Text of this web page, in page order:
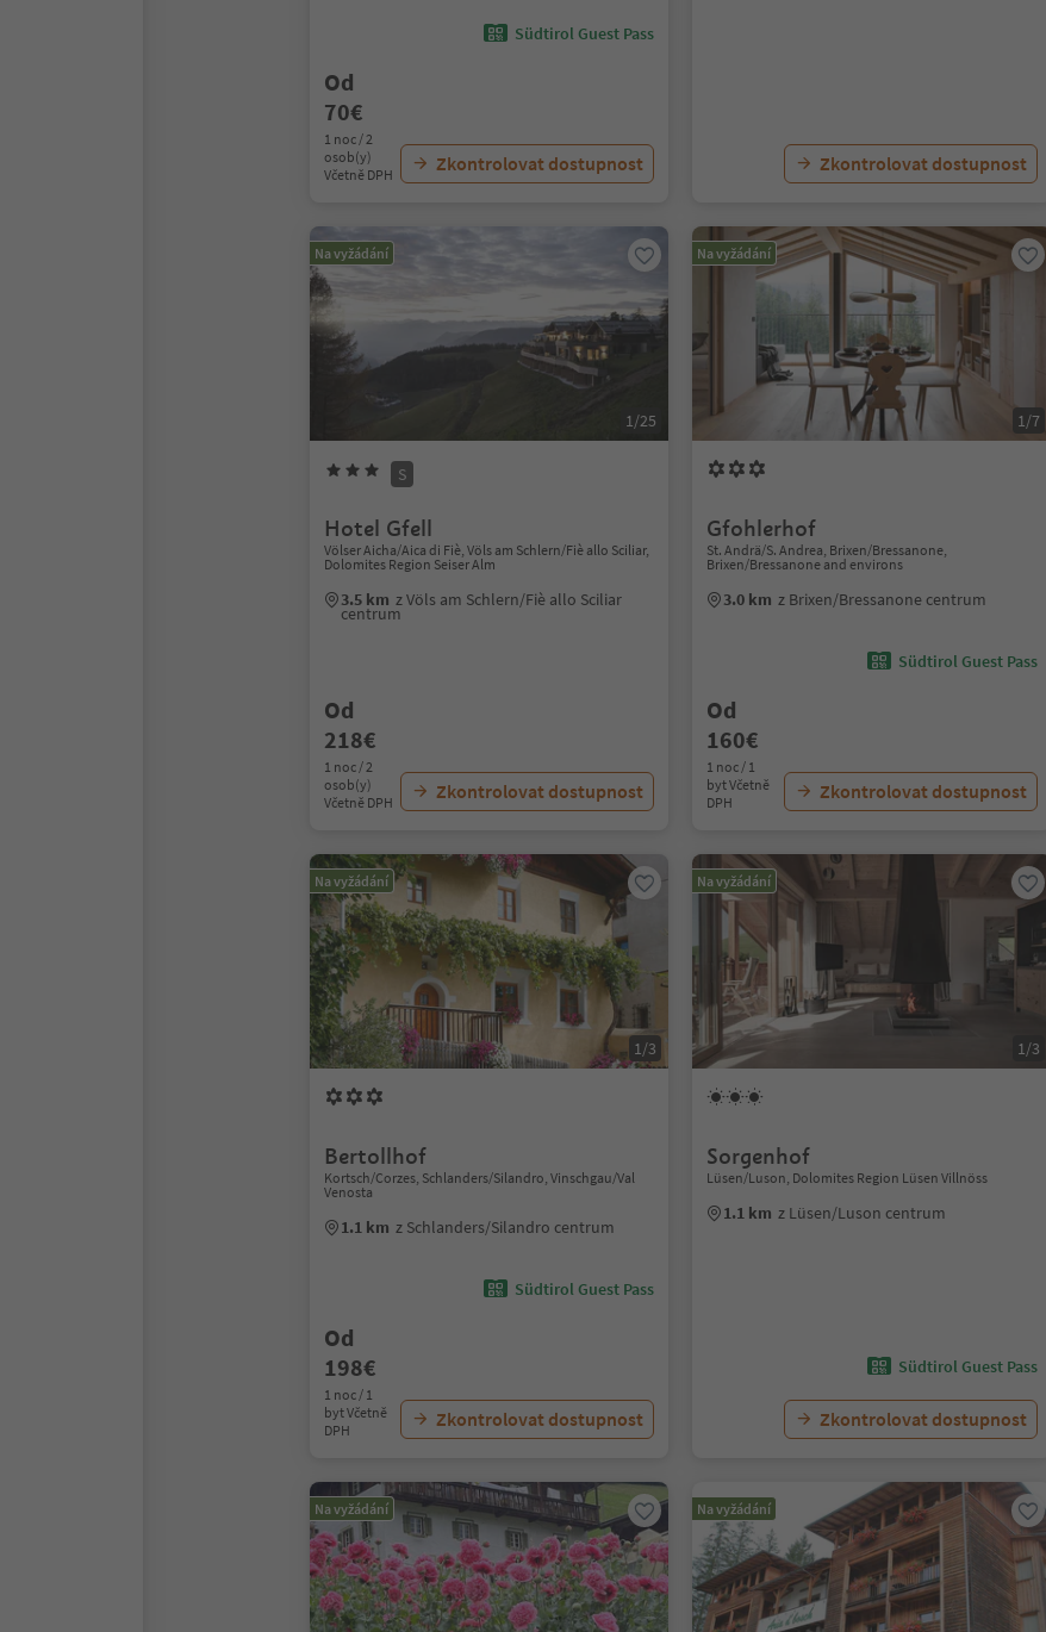
Südtirol Guest Pass
Od
70€
1 noc / 2
osob(y)
Včetně DPH
Zkontrolovat dostupnost Zkontrolovat dostupnost
Na vyžádání
1/25
S
Hotel Gfell
Völser Aicha/Aica di Fiè, Völs am Schlern/Fiè allo Sciliar,
Dolomites Region Seiser Alm
3.5 km z Völs am Schlern/Fiè allo Sciliar
centrum
Od
218€
1 noc / 2
osob(y)
Včetně DPH
Zkontrolovat dostupnost
Na vyžádání
1/7
Gfohlerhof
St. Andrä/S. Andrea, Brixen/Bressanone,
Brixen/Bressanone and environs
3.0 km z Brixen/Bressanone centrum
Südtirol Guest Pass
Od
160€
1 noc / 1
byt Včetně
DPH
Zkontrolovat dostupnost
Na vyžádání
1/3
Bertollhof
Kortsch/Corzes, Schlanders/Silandro, Vinschgau/Val
Venosta
1.1 km z Schlanders/Silandro centrum
Südtirol Guest Pass
Od
198€
1 noc / 1
byt Včetně
DPH
Zkontrolovat dostupnost
Na vyžádání
1/3
Sorgenhof
Lüsen/Luson, Dolomites Region Lüsen Villnöss
1.1 km z Lüsen/Luson centrum
Südtirol Guest Pass
Zkontrolovat dostupnost
Na vyžádání Na vyžádání